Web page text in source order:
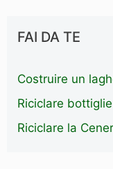
FAI DA TE
Costruire un
Riciclare
Riciclare la